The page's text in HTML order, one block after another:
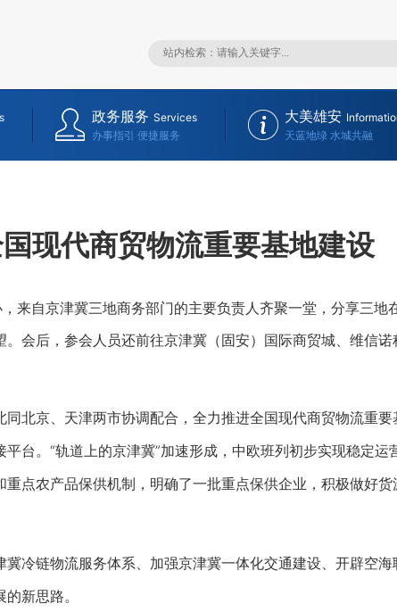
政务服务 Services
办事指引 便捷服务
大美雄安
天蓝地绿 水城共融
现代商贸物流重要基地建设
自京津冀三地商务部门的主要负责人齐聚一堂，分享三地
会后，参会人员还前往京津冀（固安）国际商贸城、维信诺
京、天津两市协调配合，全力推进全国现代商贸物流重要
台。“轨道上的京津冀”加速形成，中欧班列初步实现稳定运
点农产品保供机制，明确了一批重点保供企业，积极做好货
链物流服务体系、加强京津冀一体化交通建设、开辟空海
新思路。